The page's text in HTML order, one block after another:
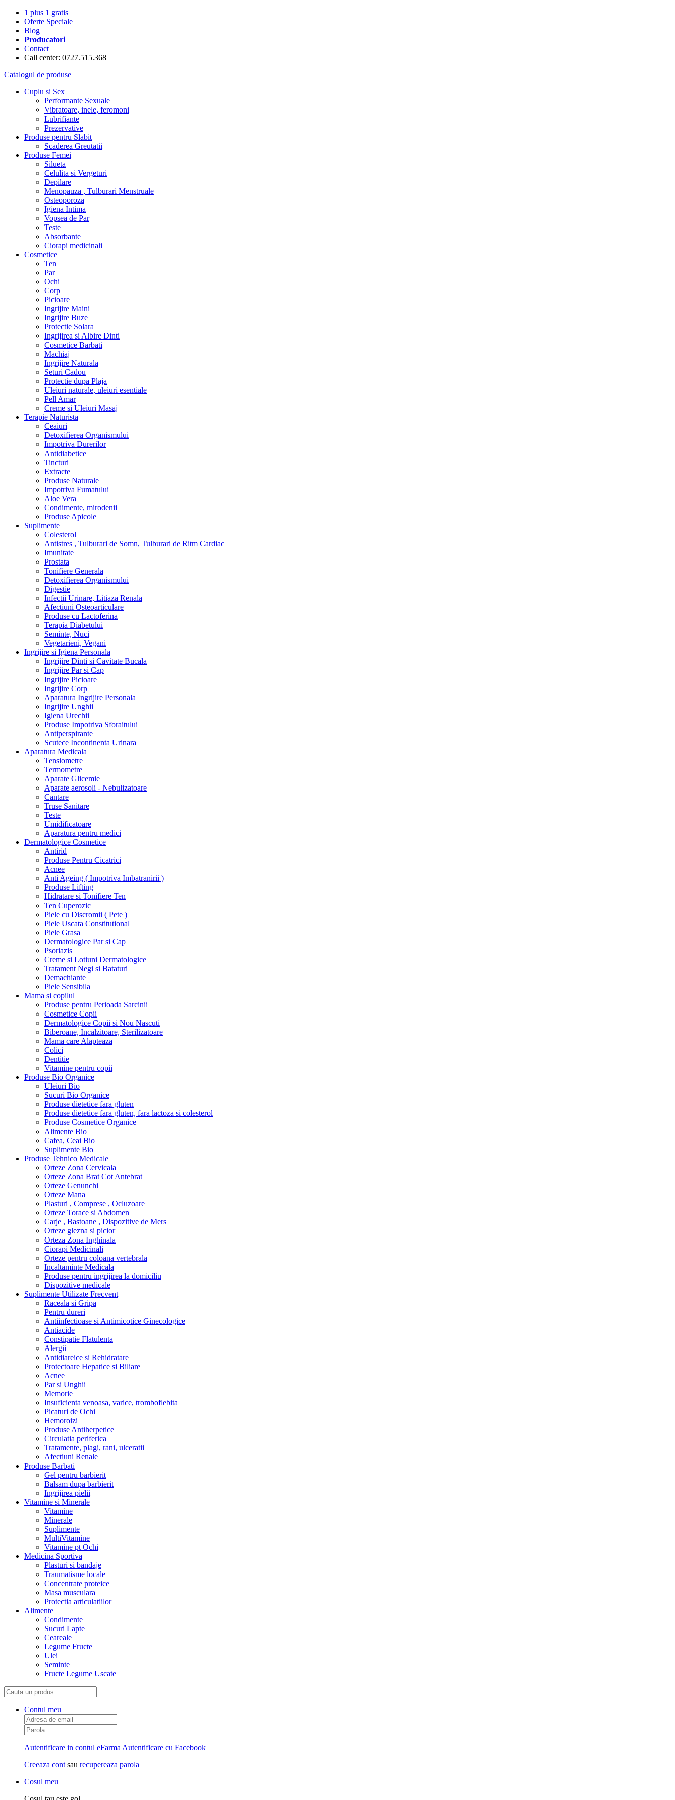
1 plus 1 gratis
Oferte Speciale
Blog
Producatori
Contact
Call center: 0727.515.368
Catalogul de produse
Cuplu si Sex
Performante Sexuale
Vibratoare, inele, feromoni
Lubrifiante
Prezervative
Produse pentru Slabit
Scaderea Greutatii
Produse Femei
Silueta
Celulita si Vergeturi
Depilare
Menopauza , Tulburari Menstruale
Osteoporoza
Igiena Intima
Vopsea de Par
Teste
Absorbante
Ciorapi medicinali
Cosmetice
Ten
Par
Ochi
Corp
Picioare
Ingrijire Maini
Ingrijire Buze
Protectie Solara
Ingrijirea si Albire Dinti
Cosmetice Barbati
Machiaj
Ingrijire Naturala
Seturi Cadou
Protectie dupa Plaja
Uleiuri naturale, uleiuri esentiale
Pell Amar
Creme si Uleiuri Masaj
Terapie Naturista
Ceaiuri
Detoxifierea Organismului
Impotriva Durerilor
Antidiabetice
Tincturi
Extracte
Produse Naturale
Impotriva Fumatului
Aloe Vera
Condimente, mirodenii
Produse Apicole
Suplimente
Colesterol
Antistres , Tulburari de Somn, Tulburari de Ritm Cardiac
Imunitate
Prostata
Tonifiere Generala
Detoxifierea Organismului
Digestie
Infectii Urinare, Litiaza Renala
Afectiuni Osteoarticulare
Produse cu Lactoferina
Terapia Diabetului
Seminte, Nuci
Vegetarieni, Vegani
Ingrijire si Igiena Personala
Ingrijire Dinti si Cavitate Bucala
Ingrijire Par si Cap
Ingrijire Picioare
Ingrijire Corp
Aparatura Ingrijire Personala
Ingrijire Unghii
Igiena Urechii
Produse Impotriva Sforaitului
Antiperspirante
Scutece Incontinenta Urinara
Aparatura Medicala
Tensiometre
Termometre
Aparate Glicemie
Aparate aerosoli - Nebulizatoare
Cantare
Truse Sanitare
Teste
Umidificatoare
Aparatura pentru medici
Dermatologice Cosmetice
Antirid
Produse Pentru Cicatrici
Acnee
Anti Ageing ( Impotriva Imbatranirii )
Produse Lifting
Hidratare si Tonifiere Ten
Ten Cuperozic
Piele cu Discromii ( Pete )
Piele Uscata Constitutional
Piele Grasa
Dermatologice Par si Cap
Psoriazis
Creme si Lotiuni Dermatologice
Tratament Negi si Bataturi
Demachiante
Piele Sensibila
Mama si copilul
Produse pentru Perioada Sarcinii
Cosmetice Copii
Dermatologice Copii si Nou Nascuti
Biberoane, Incalzitoare, Sterilizatoare
Mama care Alapteaza
Colici
Dentitie
Vitamine pentru copii
Produse Bio Organice
Uleiuri Bio
Sucuri Bio Organice
Produse dietetice fara gluten
Produse dietetice fara gluten, fara lactoza si colesterol
Produse Cosmetice Organice
Alimente Bio
Cafea, Ceai Bio
Suplimente Bio
Produse Tehnico Medicale
Orteze Zona Cervicala
Orteze Zona Brat Cot Antebrat
Orteze Genunchi
Orteze Mana
Plasturi , Comprese , Ocluzoare
Orteze Torace si Abdomen
Carje , Bastoane , Dispozitive de Mers
Orteze glezna si picior
Orteza Zona Inghinala
Ciorapi Medicinali
Orteze pentru coloana vertebrala
Incaltaminte Medicala
Produse pentru ingrijirea la domiciliu
Dispozitive medicale
Suplimente Utilizate Frecvent
Raceala si Gripa
Pentru dureri
Antiinfectioase si Antimicotice Ginecologice
Antiacide
Constipatie Flatulenta
Alergii
Antidiareice si Rehidratare
Protectoare Hepatice si Biliare
Acnee
Par si Unghii
Memorie
Insuficienta venoasa, varice, tromboflebita
Picaturi de Ochi
Hemoroizi
Produse Antiherpetice
Circulatia periferica
Tratamente, plagi, rani, ulceratii
Afectiuni Renale
Produse Barbati
Gel pentru barbierit
Balsam dupa barbierit
Ingrijirea pielii
Vitamine si Minerale
Vitamine
Minerale
Suplimente
MultiVitamine
Vitamine pt Ochi
Medicina Sportiva
Plasturi si bandaje
Traumatisme locale
Concentrate proteice
Masa musculara
Protectia articulatiilor
Alimente
Condimente
Sucuri Lapte
Ceareale
Legume Fructe
Ulei
Seminte
Fructe Legume Uscate
Contul meu
Autentificare in contul eFarma Autentificare cu Facebook
Creeaza cont sau recupereaza parola
Cosul meu